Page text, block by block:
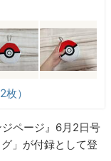
）
ページ』6月2日号
」が付録として登